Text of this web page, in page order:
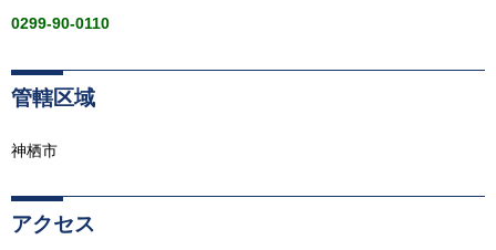
0299-90-0110
管轄区域
神栖市
アクセス